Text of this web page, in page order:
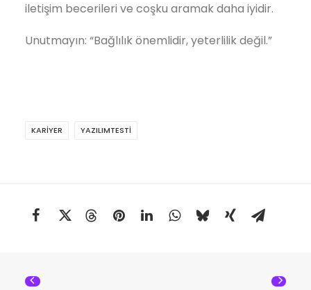
iletişim becerileri ve coşku aramak daha iyidir.
Unutmayın: “Bağlılık önemlidir, yeterlilik değil.”
KARIYER YAZILIMTESTI